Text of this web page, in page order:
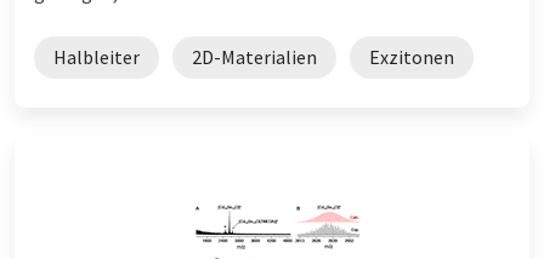
Halbleiter 2D-Materialien Exzitonen